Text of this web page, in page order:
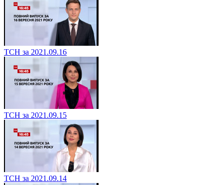
ТСН за 2021.09.16
ТСН за 2021.09.15
ТСН за 2021.09.14